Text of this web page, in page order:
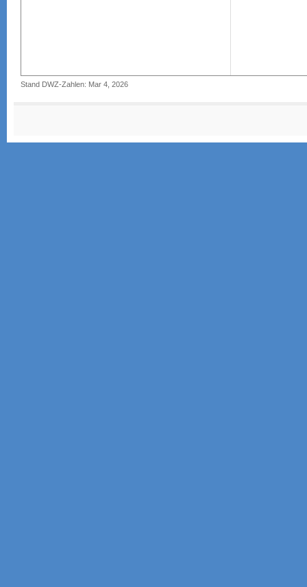
Stand DWZ-Zahlen: Mar 4, 2026